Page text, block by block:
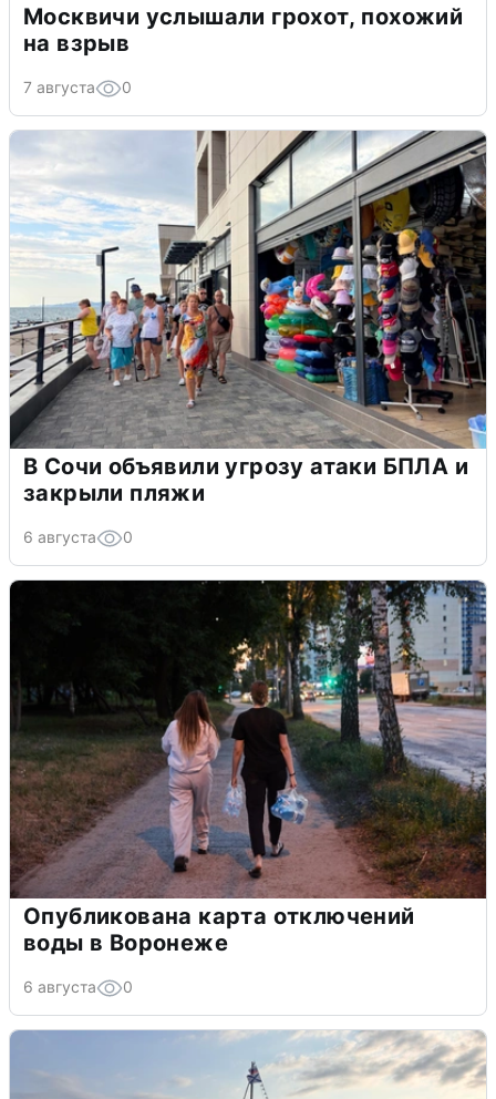
Москвичи услышали грохот, похожий
на взрыв
7 августа 0
В Сочи объявили угрозу атаки БПЛА и
закрыли пляжи
6 августа 0
Опубликована карта отключений
воды в Воронеже
6 августа 0